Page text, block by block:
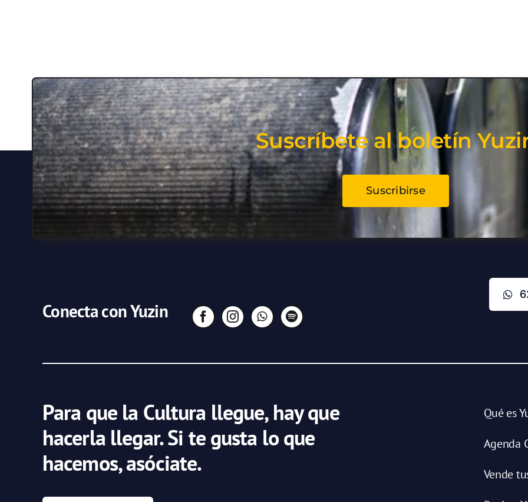
Suscríbete al boletín
Suscribirse
Conecta con Yuzin
Para que la Cultura llegue, hay que
hacerla llegar. Si te gusta lo que
hacemos, asóciate.
Qué es
Agenda
Vende